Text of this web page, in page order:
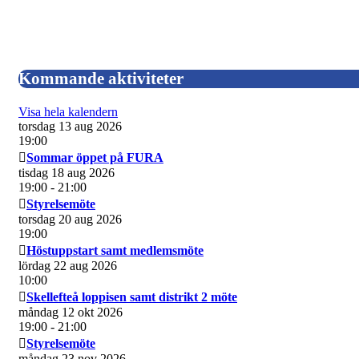
Kommande aktiviteter
Visa hela kalendern
torsdag 13 aug 2026
19:00
Sommar öppet på FURA
tisdag 18 aug 2026
19:00 - 21:00
Styrelsemöte
torsdag 20 aug 2026
19:00
Höstuppstart samt medlemsmöte
lördag 22 aug 2026
10:00
Skellefteå loppisen samt distrikt 2 möte
måndag 12 okt 2026
19:00 - 21:00
Styrelsemöte